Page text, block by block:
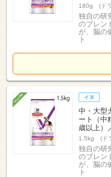
180g (ド
独自の研
のブレン
が、脳の
ト
中・大型
ート（中
歳以上）
1.5kg (ド
独自の研
のブレン
が、脳の
ト